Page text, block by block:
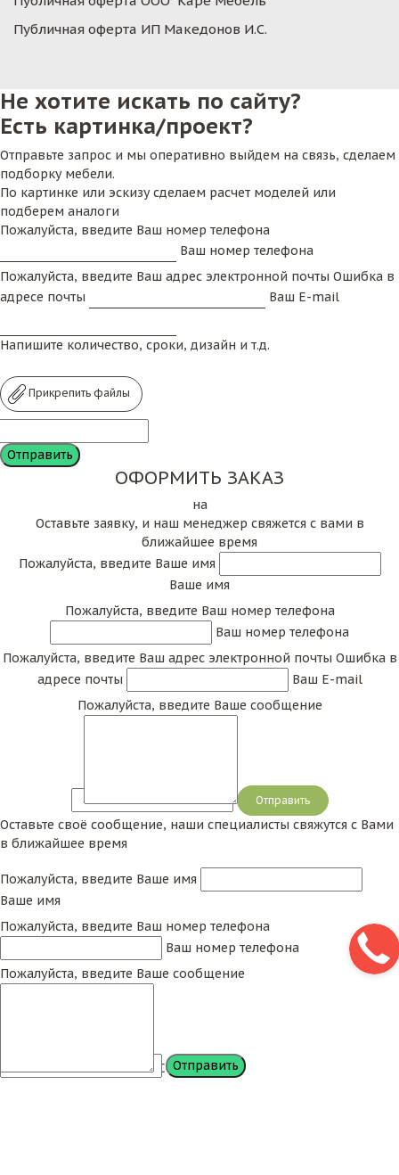
Публичная оферта ИП Македонов И.С.
Не хотите искать по сайту?
Есть картинка/проект?
Отправьте запрос и мы оперативно выйдем на связь, сделаем
подборку мебели.
По картинке или эскизу сделаем расчет моделей или
подберем аналоги
Пожалуйста, введите Ваш номер телефона
Ваш номер телефона
Пожалуйста, введите Ваш адрес электронной почты Ошибка в
адресе почты
Ваш E-mail
Напишите количество, сроки, дизайн и т.д.
Прикрепить файлы
ОФОРМИТЬ ЗАКАЗ
на
Оставьте заявку, и наш менеджер свяжется с вами в
ближайшее время
Пожалуйста, введите Ваше имя
Ваше имя
Пожалуйста, введите Ваш номер телефона
Ваш номер телефона
Пожалуйста, введите Ваш адрес электронной почты Ошибка в
адресе почты
Ваш E-mail
Пожалуйста, введите Ваше сообщение
Сообщение
Оставьте своё сообщение, наши специалисты свяжутся с Вами
в ближайшее время
Пожалуйста, введите Ваше имя
Ваше имя
Пожалуйста, введите Ваш номер телефона
Ваш номер телефона
Пожалуйста, введите Ваше сообщение
Сообщение